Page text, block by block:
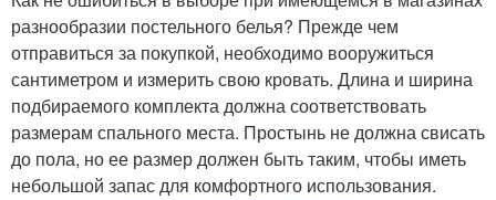
разнообразии постельного белья? Прежде чем
отправиться за покупкой, необходимо вооружиться
сантиметром и измерить свою кровать. Длина и ширина
подбираемого комплекта должна соответствовать
размерам спального места. Простынь не должна свисать
до пола, но ее размер должен быть таким, чтобы иметь
небольшой запас для комфортного использования.